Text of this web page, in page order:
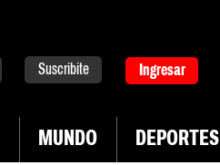
Suscribite Ingresar
MUNDO DEPORTES